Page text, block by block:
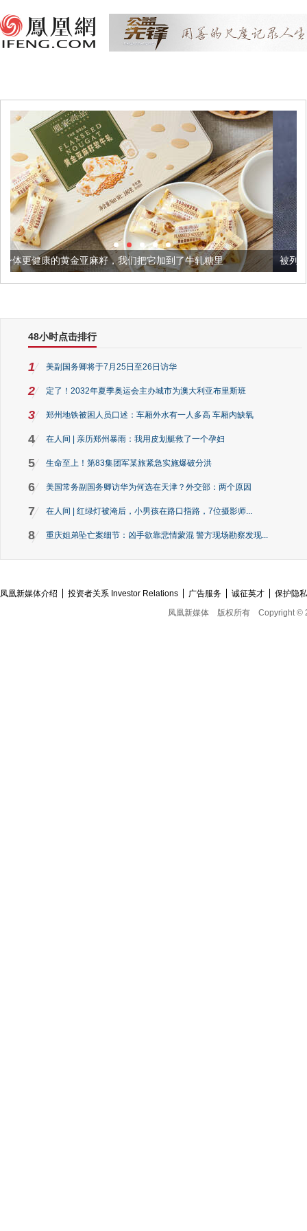
籽，我们把它加到了牛轧糖里 被列入佛家七宝的它到底有
48小时点击排行
1 美副国务卿将于7月25日至26日访华
2 定了！2032年夏季奥运会主办城市为澳大利亚布里斯班
3 郑州地铁被困人员口述：车厢外水有一人多高 车厢内缺氧
4 在人间 | 亲历郑州暴雨：我用皮划艇救了一个孕妇
5 生命至上！第83集团军某旅紧急实施爆破分洪
6 美国常务副国务卿访华为何选在天津？外交部：两个原因
7 在人间 | 红绿灯被淹后，小男孩在路口指路，7位摄影师...
8 重庆姐弟坠亡案细节：凶手欲靠悲情蒙混 警方现场勘察发现...
凤凰新媒体介绍 投资者关系 Investor Relations 广告服务 诚征英才
保护隐
凤凰新媒体
版权所有 Copyright ©